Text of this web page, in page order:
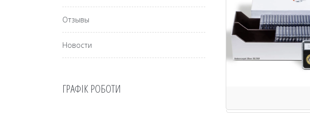
Отзывы
Новости
ГРАФІК РОБОТИ